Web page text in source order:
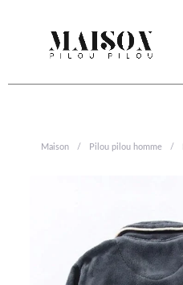
Maison / Pilou pilou homme /